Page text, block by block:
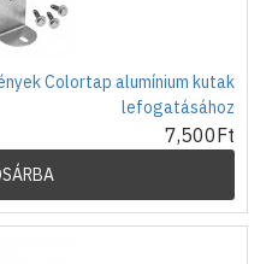
Colortap alumínium kutak
lefogatásához
7,500Ft